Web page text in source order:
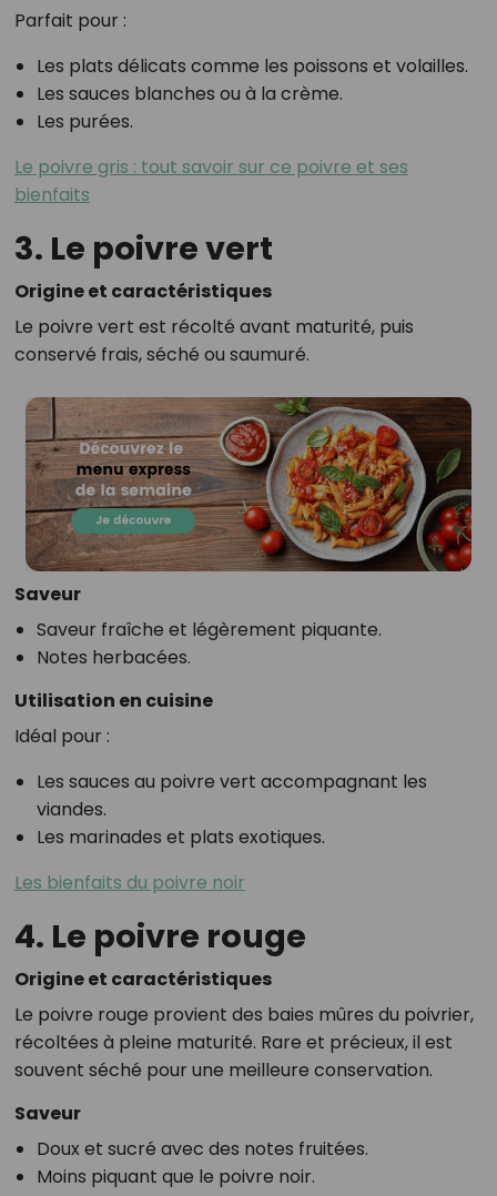
Parfait pour :
Les plats délicats comme les poissons et volailles.
Les sauces blanches ou à la crème.
Les purées.
Le poivre gris : tout savoir sur ce poivre et ses
bienfaits
3. Le poivre vert
Origine et caractéristiques
Le poivre vert est récolté avant maturité, puis
conservé frais, séché ou saumuré.
Saveur
Saveur fraîche et légèrement piquante.
Notes herbacées.
Utilisation en cuisine
Idéal pour :
Les sauces au poivre vert accompagnant les
viandes.
Les marinades et plats exotiques.
Les bienfaits du poivre noir
4. Le poivre rouge
Origine et caractéristiques
Le poivre rouge provient des baies mûres du poivrier,
récoltées à pleine maturité. Rare et précieux, il est
souvent séché pour une meilleure conservation.
Saveur
Doux et sucré avec des notes fruitées.
Moins piquant que le poivre noir.